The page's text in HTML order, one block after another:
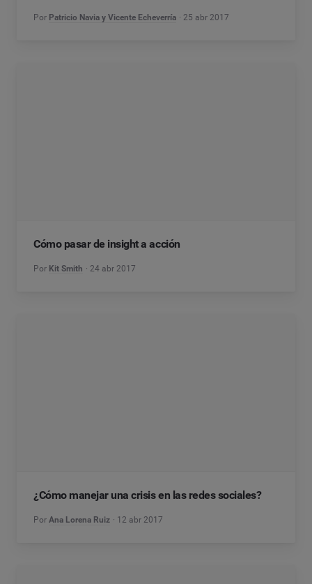
Por Patricio Navia y Vicente Echeverría 25 abr 2017
Cómo pasar de insight a acción
Por Kit Smith 24 abr 2017
¿Cómo manejar una crisis en las redes sociales?
Por Ana Lorena Ruiz 12 abr 2017